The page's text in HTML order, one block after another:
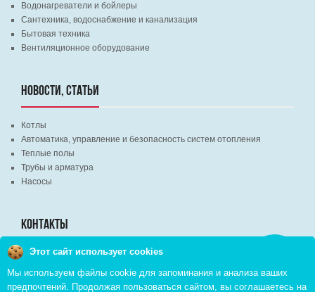
Водонагреватели и бойлеры
Сантехника, водоснабжение и канализация
Бытовая техника
Вентиляционное оборудование
НОВОСТИ, СТАТЬИ
Котлы
Автоматика, управление и безопасность систем отопления
Теплые полы
Трубы и арматура
Насосы
КОНТАКТЫ
г. Минск, ВЦ "Экспобел", строительный рынок, павильон № 8c
г. Минск, ул. М. Лынькова, д. 35, пом. 199
+375 (29) 110-46-46 (А1)
Этот сайт использует cookies
Мы используем файлы cookie для запоминания и анализа ваших
предпочтений. Продолжая пользоваться сайтом, вы соглашаетесь на